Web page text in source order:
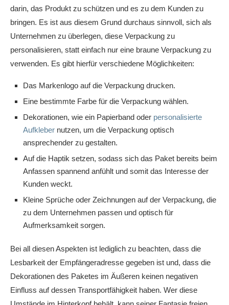
darin, das Produkt zu schützen und es zu dem Kunden zu
bringen. Es ist aus diesem Grund durchaus sinnvoll, sich als
Unternehmen zu überlegen, diese Verpackung zu
personalisieren, statt einfach nur eine braune Verpackung zu
verwenden. Es gibt hierfür verschiedene Möglichkeiten:
Das Markenlogo auf die Verpackung drucken.
Eine bestimmte Farbe für die Verpackung wählen.
Dekorationen, wie ein Papierband oder personalisierte
Aufkleber nutzen, um die Verpackung optisch
ansprechender zu gestalten.
Auf die Haptik setzen, sodass sich das Paket bereits beim
Anfassen spannend anfühlt und somit das Interesse der
Kunden weckt.
Kleine Sprüche oder Zeichnungen auf der Verpackung, die
zu dem Unternehmen passen und optisch für
Aufmerksamkeit sorgen.
Bei all diesen Aspekten ist lediglich zu beachten, dass die
Lesbarkeit der Empfängeradresse gegeben ist und, dass die
Dekorationen des Paketes im Äußeren keinen negativen
Einfluss auf dessen Transportfähigkeit haben. Wer diese